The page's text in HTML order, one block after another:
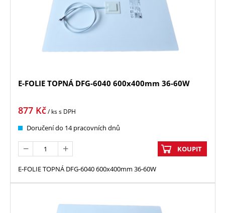
E-FOLIE TOPNÁ DFG-6040 600x400mm 36-60W
877 Kč/ kss DPH
Doručení do 14 pracovních dnů
KOUPIT
E-FOLIE TOPNÁ DFG-6040 600x400mm 36-60W